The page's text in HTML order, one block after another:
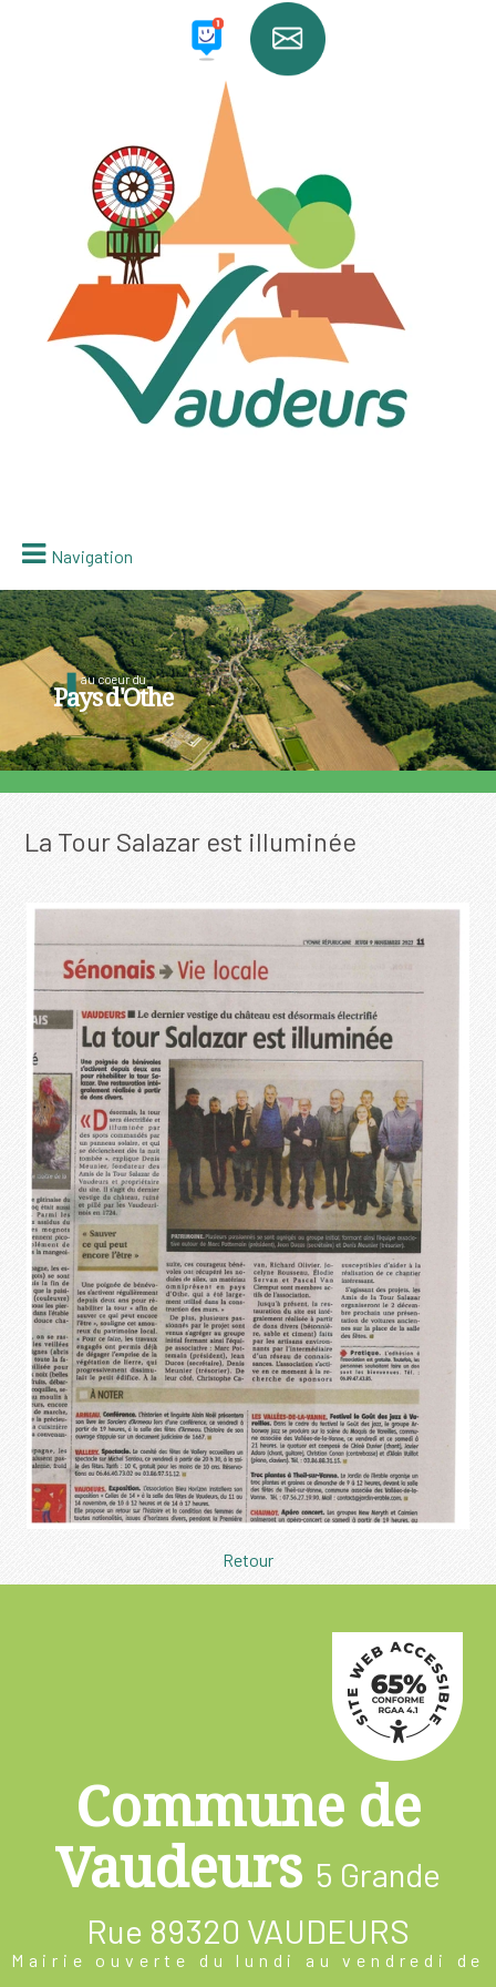
Navigation
au coeur du
Pays d'Othe
La Tour Salazar est illuminée
Retour
Commune de
Vaudeurs 5 Grande
Rue 89320 VAUDEURS
Mairie ouverte du lundi au vendredi de